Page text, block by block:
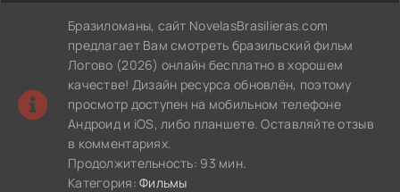
Бразиломаны, сайт NovelasBrasilieras.com
предлагает Вам смотреть бразильский фильм
Логово (2026) онлайн бесплатно в хорошем
качестве! Дизайн ресурса обновлён, поэтому
просмотр доступен на мобильном телефоне
Андроид и iOS, либо планшете. Оставляйте отзыв
в комментариях.
Продолжительность: 93 мин.
Категория:Фильмы